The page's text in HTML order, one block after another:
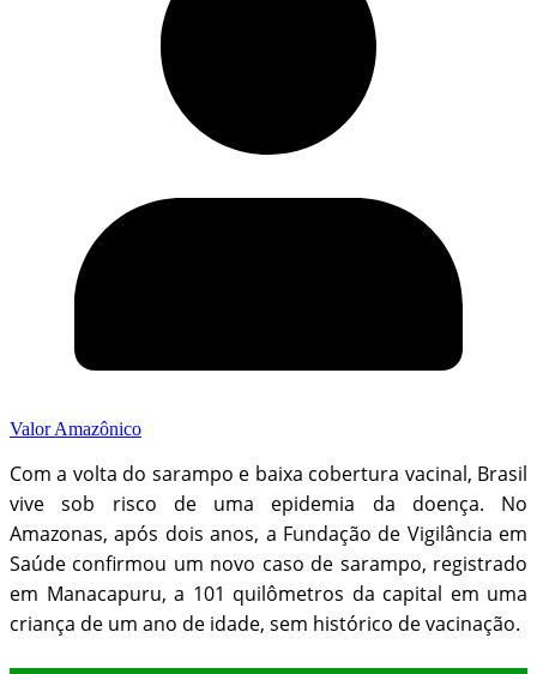
Valor Amazônico
Com a volta do sarampo e baixa cobertura vacinal, Brasil
vive sob risco de uma epidemia da doença. No
Amazonas, após dois anos, a Fundação de Vigilância em
Saúde confirmou um novo caso de sarampo, registrado
em Manacapuru, a 101 quilômetros da capital em uma
criança de um ano de idade, sem histórico de vacinação.